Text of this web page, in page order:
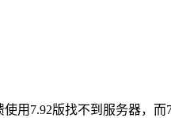
使用7.92版找不到服务器